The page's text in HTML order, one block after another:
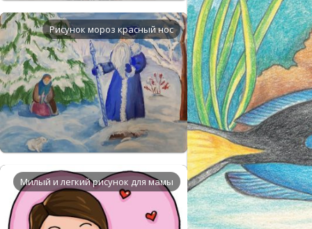
Рисунок мороз красный нос
Милый и легкий рисунок для мамы